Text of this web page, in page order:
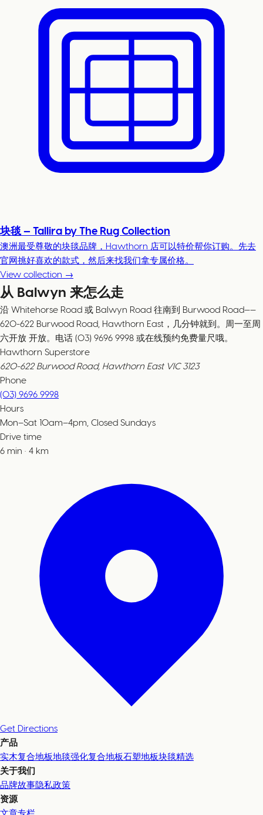
块毯 — Tallira by The Rug Collection
澳洲最受尊敬的块毯品牌，Hawthorn 店可以特价帮你订购。先去
官网挑好喜欢的款式，然后来找我们拿专属价格。
View collection →
从 Balwyn 来怎么走
沿 Whitehorse Road 或 Balwyn Road 往南到 Burwood Road——
620-622 Burwood Road, Hawthorn East，几分钟就到。周一至周
六开放 开放。电话 (03) 9696 9998 或在线预约免费量尺哦。
Hawthorn Superstore
620-622 Burwood Road, Hawthorn East VIC 3123
Phone
(03) 9696 9998
Hours
Mon–Sat 10am–4pm, Closed Sundays
Drive time
6 min · 4 km
Get Directions
产品
实木复合地板地毯强化复合地板石塑地板块毯精选
关于我们
品牌故事隐私政策
资源
文章专栏